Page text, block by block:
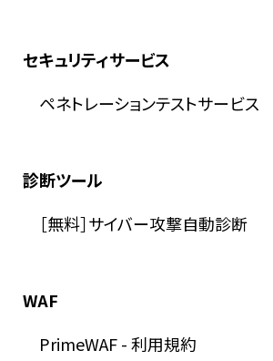
セキュリティサービス
ペネトレーションテストサービス
診断ツール
［無料］サイバー攻撃自動診断
WAF
PrimeWAF-利用規約